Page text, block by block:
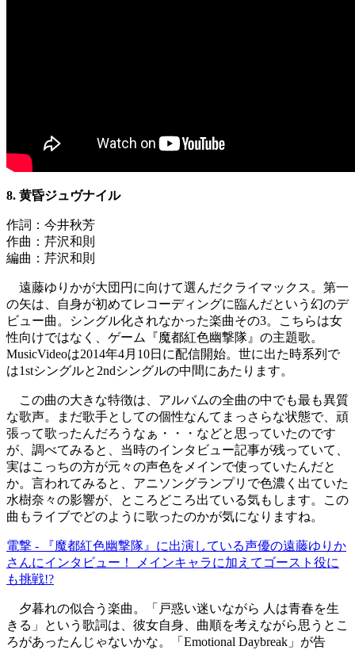
8. 黄昏ジュヴナイル
作詞：今井秋芳
作曲：芹沢和則
編曲：芹沢和則
遠藤ゆりかが大団円に向けて選んだクライマックス。第一
の矢は、自身が初めてレコーディングに臨んだという幻のデ
ビュー曲。シングル化されなかった楽曲その3。こちらは女
性向けではなく、ゲーム『魔都紅色幽撃隊』の主題歌。
MusicVideoは2014年4月10日に配信開始。世に出た時系列で
は1stシングルと2ndシングルの中間にあたります。
この曲の大きな特徴は、アルバムの全曲の中でも最も異質
な歌声。まだ歌手としての個性なんてまっさらな状態で、頑
張って歌ったんだろうなぁ・・・などと思っていたのです
が、調べてみると、当時のインタビュー記事が残っていて、
実はこっちの方が元々の声色をメインで使っていたんだと
か。言われてみると、アニソングランプリで色濃く出ていた
水樹奈々の影響が、ところどころ出ている気もします。この
曲もライブでどのように歌ったのかが気になりますね。
電撃 - 『魔都紅色幽撃隊』に出演している声優の遠藤ゆりか
さんにインタビュー！ メインキャラに加えてゴースト役に
も挑戦!?
夕暮れの似合う楽曲。「戸惑い迷いながら 人は青春を生
きる」という歌詞は、彼女自身、曲順を考えながら思うとこ
ろがあったんじゃないかな。「Emotional Daybreak」が告